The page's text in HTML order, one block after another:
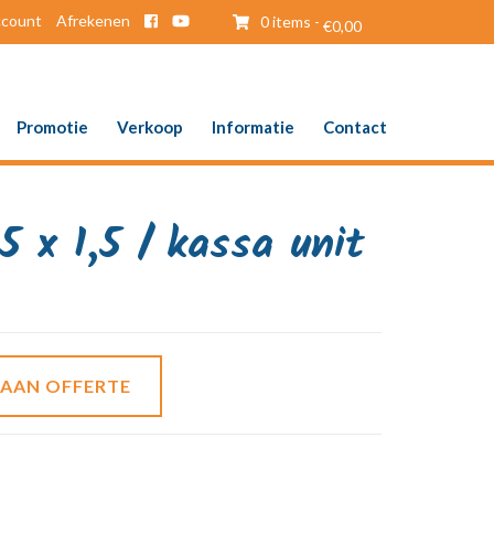
0 items - €0,00
Afrekenen
Promotie Verkoop Informatie Contact
x 1,5 / kassa unit
OFFERTE